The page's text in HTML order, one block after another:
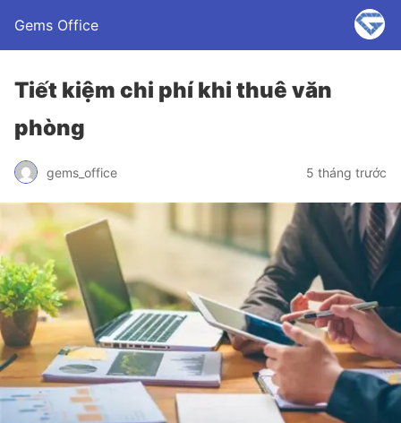
Gems Office
Tiết kiệm chi phí khi thuê văn
phòng
gems_office 5 tháng trước